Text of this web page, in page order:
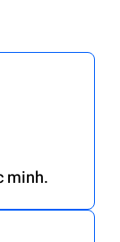
minh.